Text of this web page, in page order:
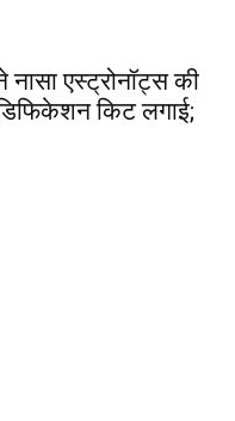
एस्ट्रोनॉट्स की
किट लगाई;